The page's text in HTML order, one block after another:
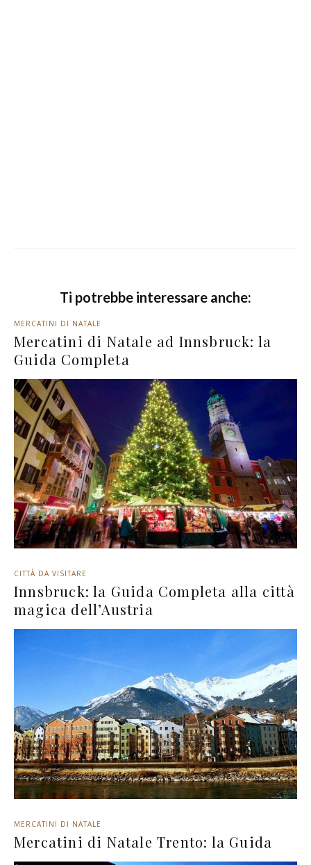
Ti potrebbe interessare anche:
MERCATINI DI NATALE
Mercatini di Natale ad Innsbruck: la
Guida Completa
CITTÀ DA VISITARE
Innsbruck: la Guida Completa alla città
magica dell’Austria
MERCATINI DI NATALE
Mercatini di Natale Trento: la Guida